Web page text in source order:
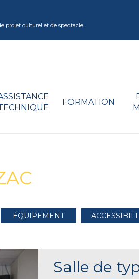
projet culturel et de spectacle
FORMATION
ÉQUIPEMENT
Salle de